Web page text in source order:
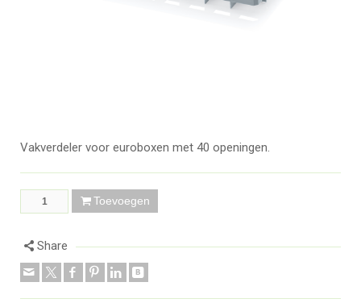
Vakverdeler voor euroboxen met 40 openingen.
Toevoegen
Share